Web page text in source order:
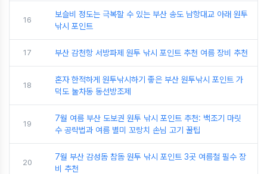
16
보슬비 정도는 극복할 수 있는 부산 송도 남항대교 아래 원투
낚시 포인트
17 부산 감천항 서방파제 원투 낚시 포인트 추천 여름 장비 추천
18
혼자 한적하게 원투낚시하기 좋은 부산 원투낚시 포인트 가
덕도 눌차동 동선방조제
19
7월 여름 부산 도보권 원투 낚시 포인트 추천: 백조기 마릿
수 공략법과 여름 별미 꼬랑치 손님 고기 꿀팁
20
7월 부산 감성돔 참돔 원투 낚시 포인트 3곳 여름철 필수 장
비 추천